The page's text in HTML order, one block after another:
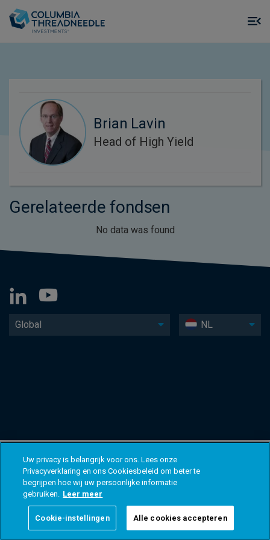
Brian Lavin
Head of High Yield
Gerelateerde fondsen
No data was found
Global NL
Uw privacy is belangrijk voor ons. Lees onze
Privacyverklaring en ons Cookiesbeleid om beter te
begrijpen hoe wij uw persoonlijke informatie
gebruiken. Leer meer
Cookie-instellingen Alle cookies accepteren